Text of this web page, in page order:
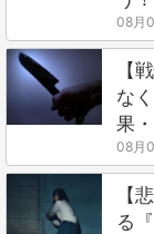
08月
【
な
果
08月
【
る